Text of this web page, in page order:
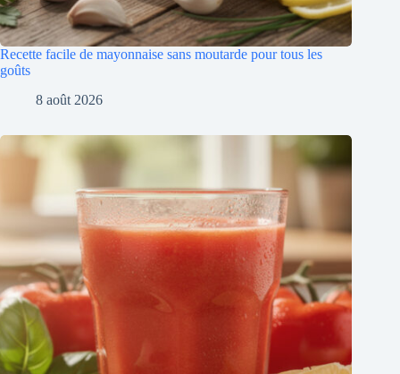
Recette facile de mayonnaise sans moutarde pour tous les
goûts
8 août 2026